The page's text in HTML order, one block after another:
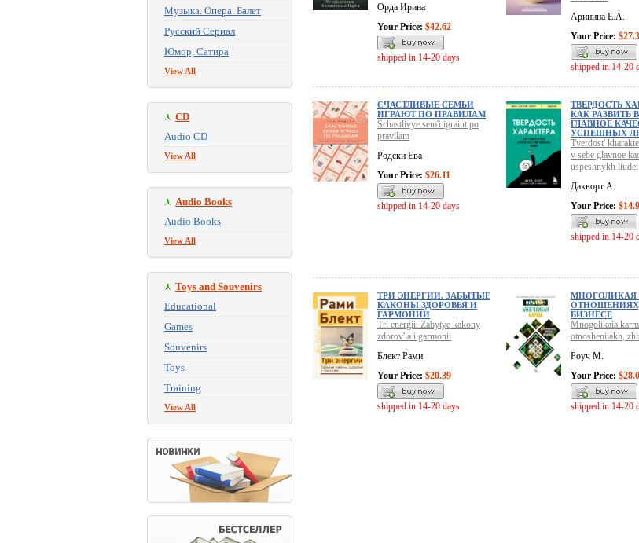
Музыка. Опера. Балет
Русский Сериал
Юмор, Сатира
View All
CD
Audio CD
View All
Audio Books
Audio Books
View All
Toys and Souvenirs
Educational
Games
Souvenirs
Toys
Training
View All
Орда Ирина
Your Price: $42.62
shipped in 14-20 days
Аринина Е.А.
Your Price:
shipped in 14-20
СЧАСТЛИВЫЕ СЕМЬИ
ИГРАЮТ ПО ПРАВИЛАМ
Schastlivye sem'i igraiut po
pravilam
Родски Ева
Your Price: $26.11
shipped in 14-20 days
ТВЕРДОСТЬ
КАК РАЗВИТЬ
ГЛАВНОЕ
УСПЕШНЫХ
Tverdost'
v sebe glavnoe
uspeshnykh liudei
Дакворт А.
Your Price:
shipped in 14-20
ТРИ ЭНЕРГИИ. ЗАБЫТЫЕ
КАКОНЫ ЗДОРОВЬЯ И
ГАРМОНИИ
Tri energii. Zabytye kakony
zdorov'ia i garmonii
Блект Рами
Your Price: $20.39
shipped in 14-20 days
МНОГОЛИКАЯ
БИЗНЕСЕ
Mnogolikaia
otnosheniiakh,
Роуч М.
Your Price:
shipped in 14-20